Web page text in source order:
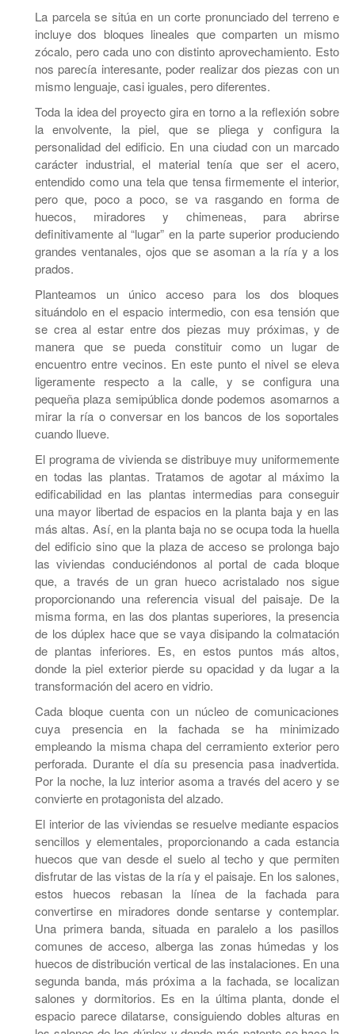
La parcela se sitúa en un corte pronunciado del terreno e
incluye dos bloques lineales que comparten un mismo
zócalo, pero cada uno con distinto aprovechamiento. Esto
nos parecía interesante, poder realizar dos piezas con un
mismo lenguaje, casi iguales, pero diferentes.
Toda la idea del proyecto gira en torno a la reflexión sobre
la envolvente, la piel, que se pliega y configura la
personalidad del edificio. En una ciudad con un marcado
carácter industrial, el material tenía que ser el acero,
entendido como una tela que tensa firmemente el interior,
pero que, poco a poco, se va rasgando en forma de
huecos, miradores y chimeneas, para abrirse
definitivamente al “lugar” en la parte superior produciendo
grandes ventanales, ojos que se asoman a la ría y a los
prados.
Planteamos un único acceso para los dos bloques
situándolo en el espacio intermedio, con esa tensión que
se crea al estar entre dos piezas muy próximas, y de
manera que se pueda constituir como un lugar de
encuentro entre vecinos. En este punto el nivel se eleva
ligeramente respecto a la calle, y se configura una
pequeña plaza semipública donde podemos asomarnos a
mirar la ría o conversar en los bancos de los soportales
cuando llueve.
El programa de vivienda se distribuye muy uniformemente
en todas las plantas. Tratamos de agotar al máximo la
edificabilidad en las plantas intermedias para conseguir
una mayor libertad de espacios en la planta baja y en las
más altas. Así, en la planta baja no se ocupa toda la huella
del edificio sino que la plaza de acceso se prolonga bajo
las viviendas conduciéndonos al portal de cada bloque
que, a través de un gran hueco acristalado nos sigue
proporcionando una referencia visual del paisaje. De la
misma forma, en las dos plantas superiores, la presencia
de los dúplex hace que se vaya disipando la colmatación
de plantas inferiores. Es, en estos puntos más altos,
donde la piel exterior pierde su opacidad y da lugar a la
transformación del acero en vidrio.
Cada bloque cuenta con un núcleo de comunicaciones
cuya presencia en la fachada se ha minimizado
empleando la misma chapa del cerramiento exterior pero
perforada. Durante el día su presencia pasa inadvertida.
Por la noche, la luz interior asoma a través del acero y se
convierte en protagonista del alzado.
El interior de las viviendas se resuelve mediante espacios
sencillos y elementales, proporcionando a cada estancia
huecos que van desde el suelo al techo y que permiten
disfrutar de las vistas de la ría y el paisaje. En los salones,
estos huecos rebasan la línea de la fachada para
convertirse en miradores donde sentarse y contemplar.
Una primera banda, situada en paralelo a los pasillos
comunes de acceso, alberga las zonas húmedas y los
huecos de distribución vertical de las instalaciones. En una
segunda banda, más próxima a la fachada, se localizan
salones y dormitorios. Es en la última planta, donde el
espacio parece dilatarse, consiguiendo dobles alturas en